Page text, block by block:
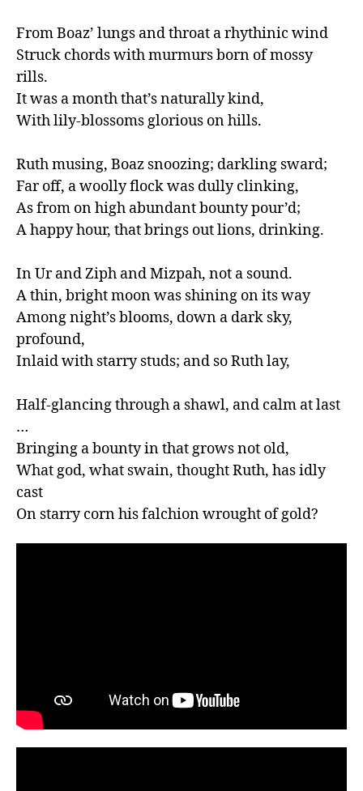
From Boaz’ lungs and throat a rhythinic wind
Struck chords with murmurs born of mossy
rills.
It was a month that’s naturally kind,
With lily-blossoms glorious on hills.
Ruth musing, Boaz snoozing; darkling sward;
Far off, a woolly flock was dully clinking,
As from on high abundant bounty pour’d;
A happy hour, that brings out lions, drinking.
In Ur and Ziph and Mizpah, not a sound.
A thin, bright moon was shining on its way
Among night’s blooms, down a dark sky,
profound,
Inlaid with starry studs; and so Ruth lay,
Half-glancing through a shawl, and calm at last
…
Bringing a bounty in that grows not old,
What god, what swain, thought Ruth, has idly
cast
On starry corn his falchion wrought of gold?